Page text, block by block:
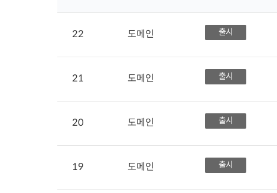
22 도메인 출시
21 도메인 출시
20 도메인 출시
19 도메인 출시